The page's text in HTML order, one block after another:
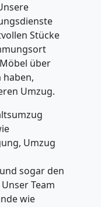
Stücke
über
haben,
Umzug.
Umzug
und sogar den
Team
wie